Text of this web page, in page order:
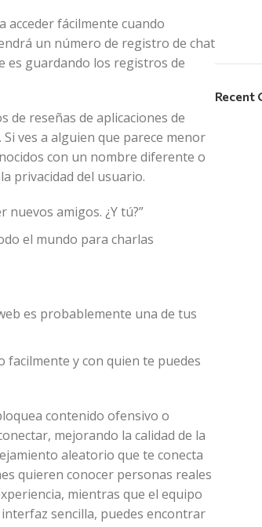
acceder fácilmente cuando
un número de registro de chat
es guardando los registros de
de reseñas de aplicaciones de
ves a alguien que parece menor
con un nombre diferente o
privacidad del usuario.
amigos. ¿Y tú?”
el mundo para charlas
es probablemente una de tus
y con quien te puedes
contenido ofensivo o
mejorando la calidad de la
aleatorio que te conecta
quieren conocer personas reales
mientras que el equipo
sencilla, puedes encontrar
Recent